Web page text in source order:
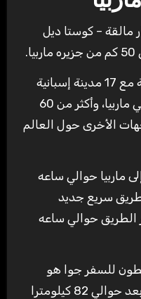
مالقة – كوستا ديل
يوفر هذا المطار رحلات أسبوعية مع 17 مدينة إسبانية
بسبب معدلات حركة السياحة في ماربيا، وأكثر من 60
الأخرى حول العالم
ماربيا حوالي ساعه
طريق سريع جديد
الطريق حوالي ساعه
للسفر جوا هو
مطار جبل طارق، الذي يقع على بعد حوالي 82 كيلومترا